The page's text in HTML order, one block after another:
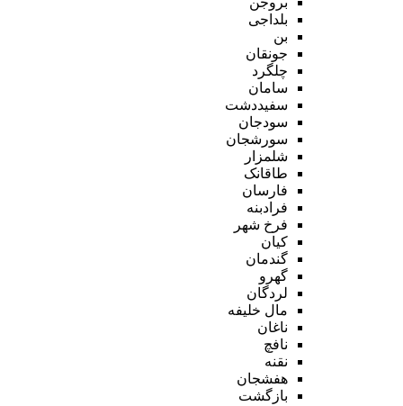
بلداجی
بن
جونقان
چلگرد
سامان
سفیددشت
سودجان
سورشجان
شلمزار
طاقانک
فارسان
فرادبنه
فرخ شهر
کیان
گندمان
گهرو
لردگان
مال خلیفه
ناغان
نافچ
نقنه
هفشجان
بازگشت